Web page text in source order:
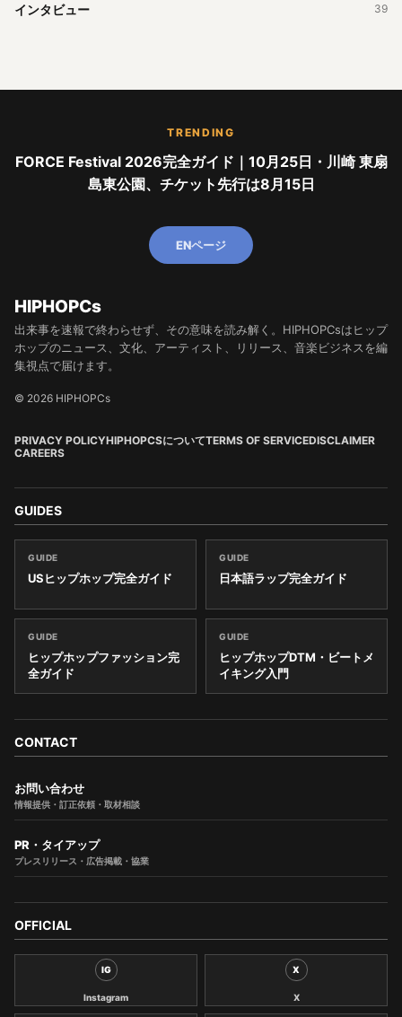
インタビュー 39
TRENDING
FORCE Festival 2026完全ガイド｜10月25日・川崎 東扇
島東公園、チケット先行は8月15日
ENページ
HIPHOPCs
出来事を速報で終わらせず、その意味を読み解く。HIPHOPCsはヒップ
ホップのニュース、文化、アーティスト、リリース、音楽ビジネスを編
集視点で届けます。
© 2026 HIPHOPCs
PRIVACY POLICYHIPHOPCSについてTERMS OF SERVICEDISCLAIMER
CAREERS
GUIDES
GUIDE
USヒップホップ完全ガイド
GUIDE
日本語ラップ完全ガイド
GUIDE
ヒップホップファッション完
全ガイド
GUIDE
ヒップホップDTM・ビートメ
イキング入門
CONTACT
お問い合わせ
情報提供・訂正依頼・取材相談
PR・タイアップ
プレスリリース・広告掲載・協業
OFFICIAL
IG
Instagram
X
X